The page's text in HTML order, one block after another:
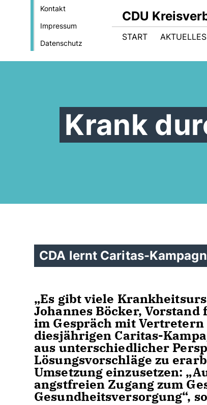
Kontakt
Impressum
Datenschutz
CDU
START AKTUELLES
Krank
CDA lernt Caritas-
Es gibt viele
Johannes Böcker,
im Gespräch mit Vertretern
diesjährigen Caritas-
aus unterschiedlicher
Lösungsvorschläge zu
Umsetzung einzusetzen:
angstfreien Zugang zum
Gesundheitsversorgung“,